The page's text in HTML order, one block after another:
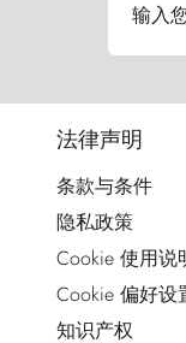
输入
法律声明
条款与条件
隐私政策
Cookie 使用说
Cookie 偏好设
知识产权